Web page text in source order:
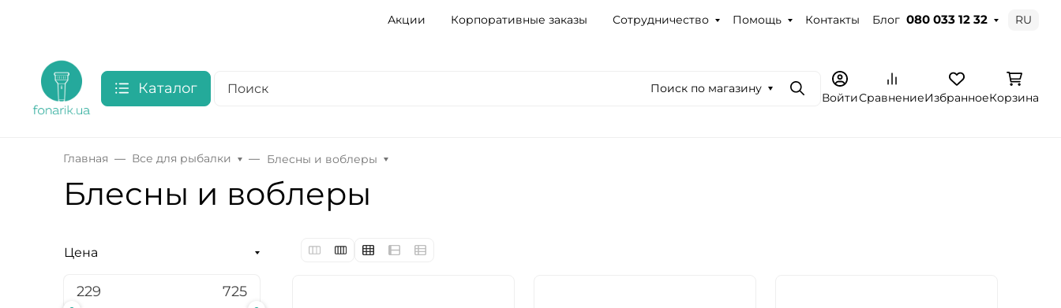
Акции Корпоративные заказы Сотрудничество Помощь Контакты Блог 080 033 12 32 RU
Каталог Поиск по магазину
ПоискВойтиСравнениеИзбранноеКорзина
Главная Все для рыбалки Блесны и воблеры
Блесны и воблеры
Цена